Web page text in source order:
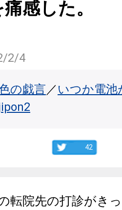
感した。
2/4
の戯言／いつか電
42
転院先の打診がき